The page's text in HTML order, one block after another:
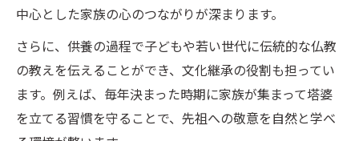
中心とした家族の心のつながりが深まります。
さらに、供養の過程で子どもや若い世代に伝統的な仏教
の教えを伝えることができ、文化継承の役割も担ってい
ます。例えば、毎年決まった時期に家族が集まって塔婆
を立てる習慣を守ることで、先祖への敬意を自然と学べ